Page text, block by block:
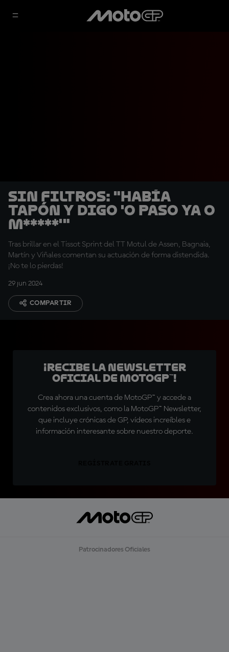
SIN FILTROS: "Había
tapón y digo 'o paso ya o
m*****'"
Tras brillar en el Tissot Sprint del TT Motul de Assen, Bagnaia,
Martín y Viñales comentan su actuación de forma distendida.
¡No te lo pierdas!
29 jun 2024
COMPARTIR
¡Recibe la Newsletter
oficial de MotoGP™!
Crea ahora una cuenta de MotoGP™ y accede a
contenidos exclusivos, como la MotoGP™ Newsletter,
que incluye crónicas de GP, vídeos increíbles e
información interesante sobre nuestro deporte.
Patrocinadores Oficiales